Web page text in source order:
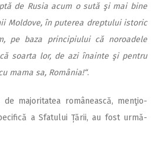
de Rusia acum o sută şi mai bine
Moldove, în puterea dreptului istoric
pe baza principiului că noroadele
soarta lor, de azi înainte şi pentru
mama sa, România!“.
de majoritatea românească, men­ţio­
a Sfatului Țării, au fost urmă­